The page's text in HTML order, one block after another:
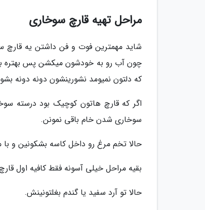
مراحل تهیه قارچ سوخاری
شاید مهمترین فوت و فن داشتن یه قارچ
چون آب رو به خودشون میکشن پس بهتره
که دلتون نمیومد نشورینشون دونه
اگر که قارچ هاتون کوچیک بود درسته
سوخاری شدن خام باقی نمونن.
حالا تخم مرغ رو داخل کاسه بشکونین و با
بقیه مراحل خیلی آسونه فقط کافیه اول
حالا تو آرد سفید یا گندم بغلتونینش.